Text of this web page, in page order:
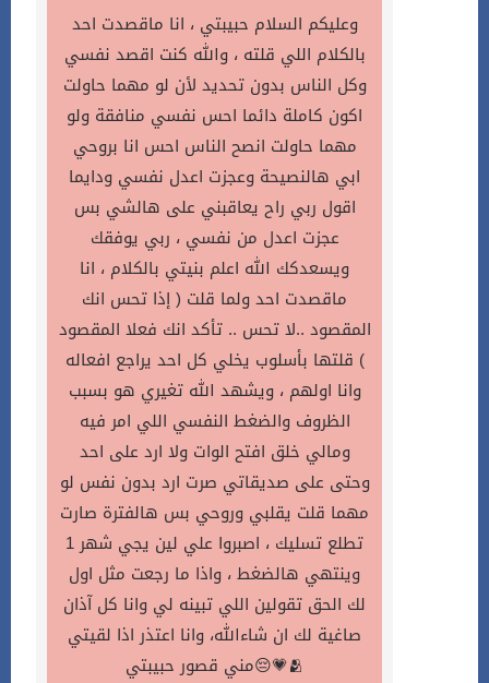
وعليكم السلام حبيبتي ، انا ماقصدت احد
بالكلام اللي قلته ، والله كنت اقصد نفسي
وكل الناس بدون تحديد لأن لو مهما حاولت
اكون كاملة دائما احس نفسي منافقة ولو
مهما حاولت انصح الناس احس انا بروحي
ابي هالنصيحة وعجزت اعدل نفسي ودايما
اقول ربي راح يعاقبني على هالشي بس
عجزت اعدل من نفسي ، ربي يوفقك
ويسعدكك الله اعلم بنيتي بالكلام ، انا
ماقصدت احد ولما قلت ( إذا تحس انك
المقصود ..لا تحس .. تأكد انك فعلا المقصود
) قلتها بأسلوب يخلي كل احد يراجع افعاله
وانا اولهم ، ويشهد الله تغيري هو بسبب
الظروف والضغط النفسي اللي امر فيه
ومالي خلق افتح الوات ولا ارد على احد
وحتى على صديقاتي صرت ارد بدون نفس لو
مهما قلت يقلبي وروحي بس هالفترة صارت
تطلع تسليك ، اصبروا علي لين يجي شهر 1
وينتهي هالضغط ، واذا ما رجعت مثل اول
لك الحق تقولين اللي تبينه لي وانا كل آذان
صاغية لك ان شاءالله، وانا اعتذر اذا لقيتي
مني قصور حبيبتي😔💗🫂